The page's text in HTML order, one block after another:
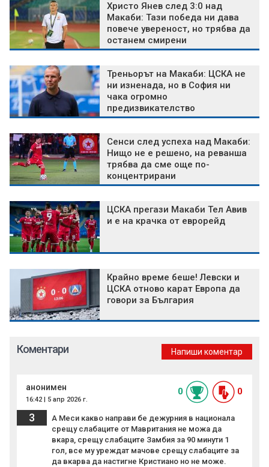
Христо Янев след 3:0 над
Макаби: Тази победа ни дава
повече увереност, но трябва да
останем смирени
Треньорът на Макаби: ЦСКА не
ни изненада, но в София ни
чака огромно
предизвикателство
Сенси след успеха над Макаби:
Нищо не е решено, на реванша
трябва да сме още по-
концентрирани
ЦСКА прегази Макаби Тел Авив
и е на крачка от еврорейд
Крайно време беше! Левски и
ЦСКА отново карат Европа да
говори за България
Коментари Напиши коментар
анонимен
16:42 | 5 апр 2026 г.
0 0
3
А Меси какво направи бе дежурния в национала
срещу слабаците от Мавритания не можа да
вкара, срещу слабаците Замбия за 90 минути 1
гол, все му уреждат мачове срещу слабаците за
да вкарва да настигне Кристиано но не може.